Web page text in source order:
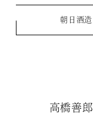
朝日酒
高橋善